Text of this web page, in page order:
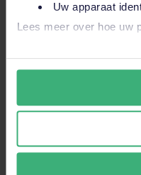
Uw apparaat
Lees meer over hoe uw
Wij gebruiken altijd